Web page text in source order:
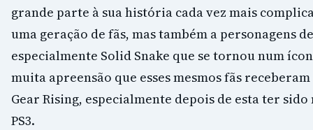
grande parte à sua história cada vez mais
uma geração de fãs, mas também a personagens
especialmente Solid Snake que se tornou num
muita apreensão que esses mesmos fãs
Gear Rising, especialmente depois de esta ter sido
PS3.